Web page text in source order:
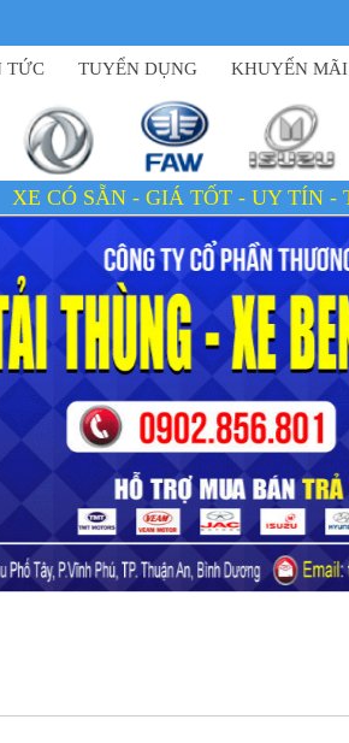
TỨC TUYỂN DỤNG KHUYẾN MÃI
TỐT - UY TÍN - TẬN TÂM